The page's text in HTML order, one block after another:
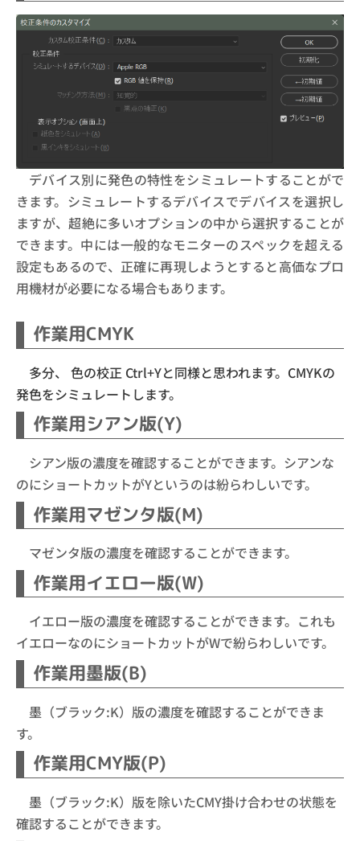
デバイス別に発色の特性をシミュレートすることがで
きます。シミュレートするデバイスでデバイスを選択し
ますが、超絶に多いオプションの中から選択することが
できます。中には一般的なモニターのスペックを超える
設定もあるので、正確に再現しようとすると高価なプロ
用機材が必要になる場合もあります。
作業用CMYK
多分、 色の校正 Ctrl+Yと同様と思われます。CMYKの
発色をシミュレートします。
作業用シアン版(Y)
シアン版の濃度を確認することができます。シアンな
のにショートカットがYというのは紛らわしいです。
作業用マゼンタ版(M)
マゼンタ版の濃度を確認することができます。
作業用イエロー版(W)
イエロー版の濃度を確認することができます。これも
イエローなのにショートカットがWで紛らわしいです。
作業用墨版(B)
墨（ブラック:K）版の濃度を確認することができま
す。
作業用CMY版(P)
墨（ブラック:K）版を除いたCMY掛け合わせの状態を
確認することができます。